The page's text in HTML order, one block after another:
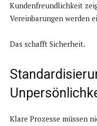
Kundenfreundlichkeit
Vereinbarungen werden
Das schafft Sicherheit.
Klare Prozesse müssen